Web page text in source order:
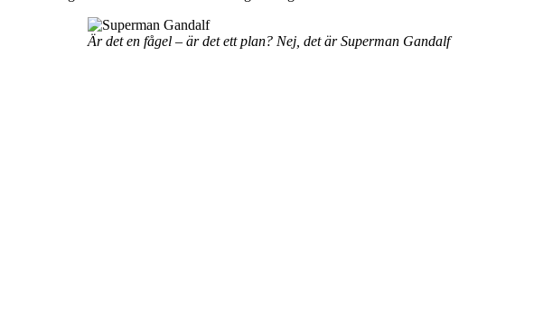
Är det en fågel – är det ett plan? Nej, det är Superman Gandalf